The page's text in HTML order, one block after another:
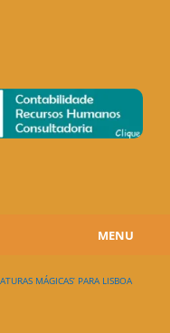
MENU
MÁGICAS’ PARA LISBOA